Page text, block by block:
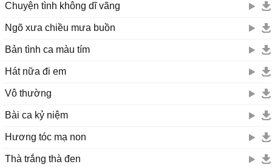
Chuyện tình không dĩ vãng
Ngõ xưa chiều mưa buồn
Bản tình ca màu tím
Hát nữa đi em
Vô thường
Bài ca kỷ niệm
Hương tóc mạ non
Thà trắng thà đen